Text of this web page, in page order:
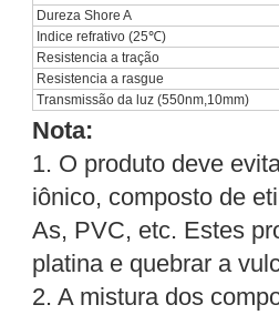
Dureza Shore A
Indice refrativo (25℃)
Resistencia a tração
Resistencia a rasgue
Transmissão da luz (550nm,10mm)
Nota:
1. O produto deve
iônico, composto de
As, PVC, etc. Estes
platina e quebrar a
2. A mistura dos